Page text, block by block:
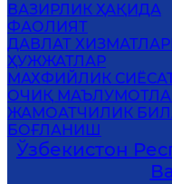
ВАЗИРЛИК ҲАҚИДА
ФАОЛИЯТ
ДАВЛАТ
ҲУЖЖАТЛАР
МАХФИЙЛИК
ОЧИҚ
ЖАМОАТЧИЛИК
БОҒЛАНИШ
Ўзбекистон